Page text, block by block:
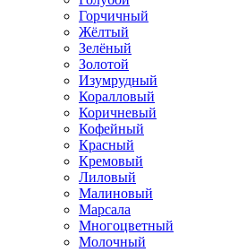
Горчичный
Жёлтый
Зелёный
Золотой
Изумрудный
Коралловый
Коричневый
Кофейный
Красный
Кремовый
Лиловый
Малиновый
Марсала
Многоцветный
Молочный